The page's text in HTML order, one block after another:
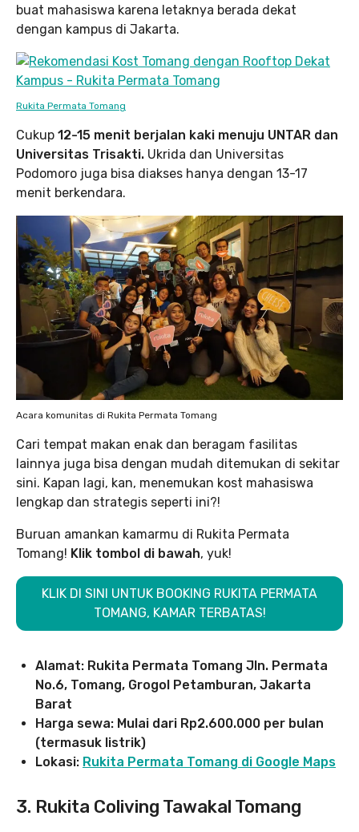
buat mahasiswa karena letaknya berada dekat
dengan kampus di Jakarta.
Rukita Permata Tomang
Cukup 12-15 menit berjalan kaki menuju UNTAR dan
Universitas Trisakti. Ukrida dan Universitas
Podomoro juga bisa diakses hanya dengan 13-17
menit berkendara.
Acara komunitas di Rukita Permata Tomang
Cari tempat makan enak dan beragam fasilitas
lainnya juga bisa dengan mudah ditemukan di sekitar
sini. Kapan lagi, kan, menemukan kost mahasiswa
lengkap dan strategis seperti ini?!
Buruan amankan kamarmu di Rukita Permata
Tomang! Klik tombol di bawah, yuk!
KLIK DI SINI UNTUK BOOKING RUKITA PERMATA
TOMANG, KAMAR TERBATAS!
Alamat: Rukita Permata Tomang Jln. Permata
No.6, Tomang, Grogol Petamburan, Jakarta
Barat
Harga sewa: Mulai dari Rp2.600.000 per bulan
(termasuk listrik)
Lokasi: Rukita Permata Tomang di Google Maps
3. Rukita Coliving Tawakal Tomang